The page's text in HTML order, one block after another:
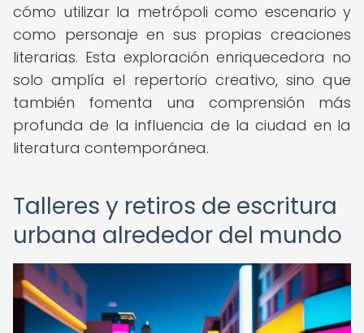
cómo utilizar la metrópoli como escenario y
como personaje en sus propias creaciones
literarias. Esta exploración enriquecedora no
solo amplía el repertorio creativo, sino que
también fomenta una comprensión más
profunda de la influencia de la ciudad en la
literatura contemporánea.
Talleres y retiros de escritura
urbana alrededor del mundo